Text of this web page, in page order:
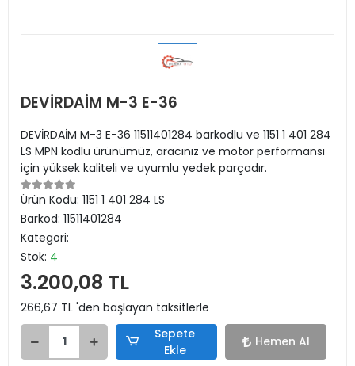
DEVİRDAİM M-3 E-36
DEVİRDAİM M-3 E-36 11511401284 barkodlu ve 1151 1 401 284
LS MPN kodlu ürünümüz, aracınız ve motor performansı
için yüksek kaliteli ve uyumlu yedek parçadır.
Ürün Kodu: 1151 1 401 284 LS
Barkod: 11511401284
Kategori:
Stok: 4
3.200,08 TL
266,67 TL 'den başlayan taksitlerle
Sepete
Ekle
Hemen Al